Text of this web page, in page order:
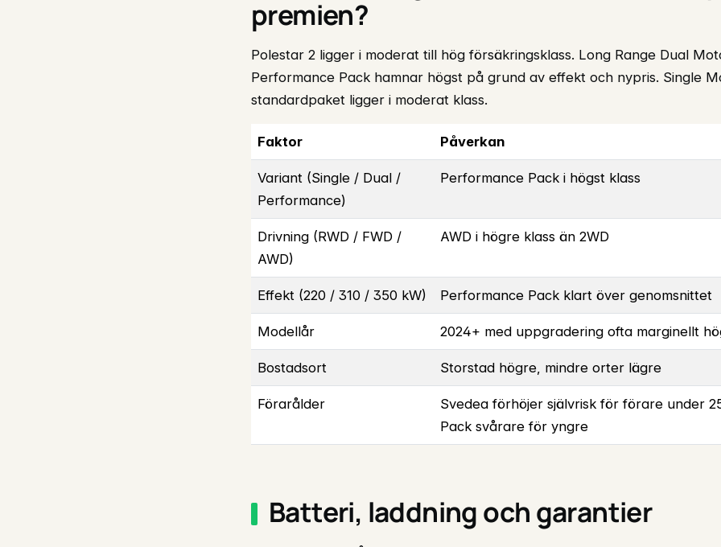
premien?
Polestar 2 ligger i moderat till hög försäkringsklass. Long Range Dual
Performance Pack hamnar högst på grund av effekt och nypris. Single
standardpaket ligger i moderat klass.
Faktor Påverkan
Variant (Single / Dual /
Performance)
Performance Pack i högst klass
Drivning (RWD / FWD /
AWD)
AWD i högre klass än 2WD
Effekt (220 / 310 / 350 kW) Performance Pack klart över genomsnittet
Modellår 2024+ med uppgradering ofta marginellt
Bostadsort Storstad högre, mindre orter lägre
Förarålder
Svedea förhöjer självrisk för förare under
Pack svårare för yngre
Batteri, laddning och garantier